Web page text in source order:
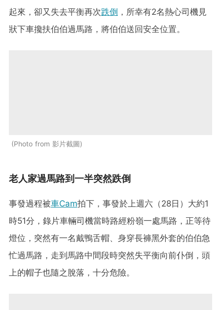
起來，卻又失去平衡再次跌倒 ，所幸有2名熱心司機見
狀下車攙扶伯伯過馬路，將伯伯送回安全位置。
Photo from 影片截圖
老人家過馬路到一半突然跌倒
事發過程被車Cam拍下，事發於上週六（28日）大約1
時51分，錄片車輛司機當時路經粉嶺一處馬路，正等待
燈位，突然有一名戴鴨舌帽、身穿長褲黑外套的伯伯急
忙過馬路，走到馬路中間段時突然失平衡向前仆倒，頭
上的帽子也隨之脫落，十分危險。